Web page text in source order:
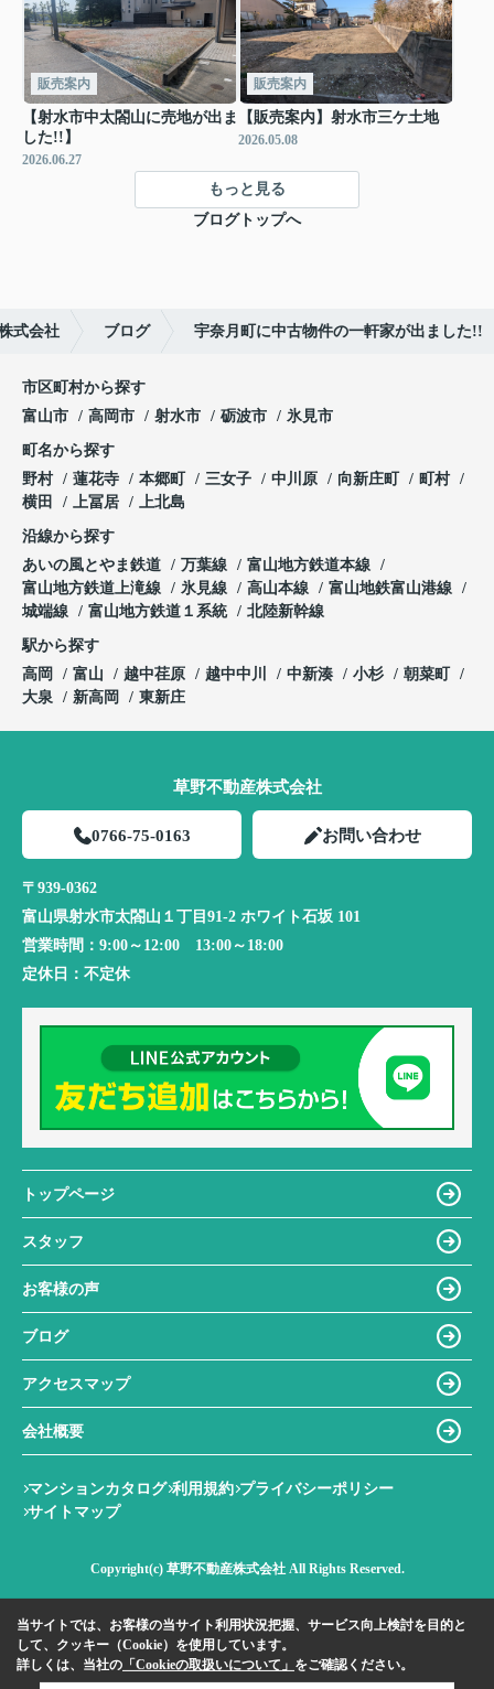
販売案内
【射水市中太閤山に売地が出ま
した!!】
2026.06.27
販売案内
【販売案内】射水市三ケ土地
2026.05.08
もっと見る
ブログトップへ
式会社 ブログ 宇奈月町に中古物件の一軒家が出ました!!
市区町村から探す
富山市
高岡市 射水市 砺波市 氷見市
町名から探す
野村
蓮花寺 本郷町 三女子 中川原 向新庄町
町村
横田
上冨居 上北島
沿線から探す
あいの風とやま鉄道
万葉線
富山地方鉄道本線
富山地方鉄道上滝線
氷見線 高山本線
富山地鉄富山港線
城端線
富山地方鉄道１系統 北陸新幹線
駅から探す
高岡
富山 越中荏原 越中中川 中新湊 小杉
朝菜町
大泉
新高岡 東新庄
草野不動産株式会社
0766-75-0163 お問い合わせ
〒939-0362
富山県射水市太閤山１丁目91-2 ホワイト石坂 101
営業時間： 9:00～12:00 13:00～18:00
定休日： 不定休
トップページ
スタッフ
お客様の声
ブログ
アクセスマップ
会社概要
マンションカタログ 利用規約 プライバシーポリシー
サイトマップ
Copyright(c) 草野不動産株式会社 All Rights Reserved.
当サイトでは、お客様の当サイト利用状況把握、サービス向上検討を目的と
して、クッキー（Cookie）を使用しています。
詳しくは、当社の 「Cookieの取扱いについて」 をご確認ください。